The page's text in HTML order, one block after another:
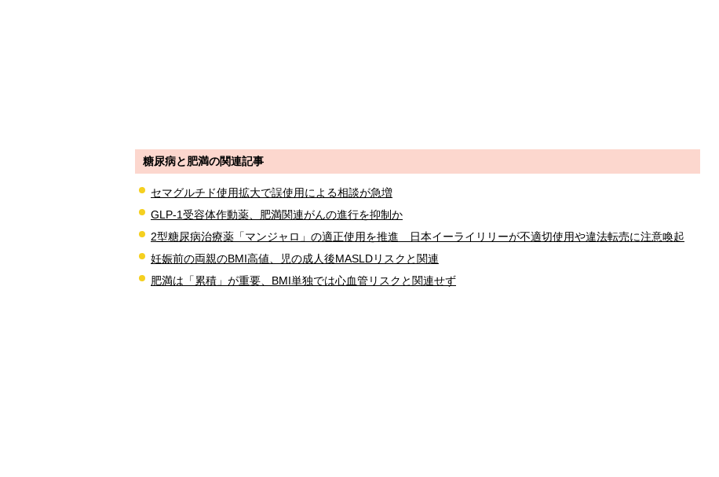
糖尿病と肥満の関連記事
セマグルチド使用拡大で誤使用による相談が急増
GLP-1受容体作動薬、肥満関連がんの進行を抑制か
2型糖尿病治療薬「マンジャロ」の適正使用を推進 日本イーライリリーが不適切使用や違法転売に注意喚起
妊娠前の両親のBMI高値、児の成人後MASLDリスクと関連
肥満は「累積」が重要、BMI単独では心血管リスクと関連せず